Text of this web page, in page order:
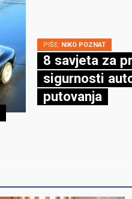
PIŠE: NIKO POZNAT
8 savjeta za
sigurnosti
putovanja